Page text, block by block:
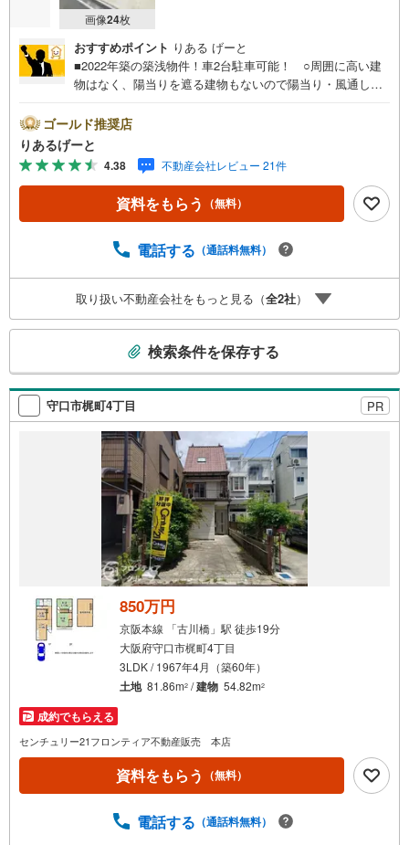
画像24枚
おすすめポイント りある げーと
■2022年築の築浅物件！車2台駐車可能！ ○周囲に高い建
物はなく、陽当りを遮る建物もないので陽当り・風通し良
の通勤・通学も座っていけますね！■物件検討中のお客さ
ま！ちょっと見学してみたいだけなどでも内覧可能です！
売主さまの都合等で見学ができない場合がございます。お
気軽に「りあるげーと」までお問合わせ下さい！■「りある
げーと」が選ばれるポイント！■年中休まず営業中！いつで
も対応致します！・営業時間:9:00～21:00上記の時間帯
す！■各種相談、承ります！■【無料送迎】「小さなお子さ
らい」などご相談ください！営業スタッフがご自宅に伺っ
て送迎致します！【リフォーム相談】資格を持った専門ス
タッフがお悩みに合わせてお話をうかがい、お客さまにぴ
相談、ご質問、気になること、何でもお気軽にご相談くだ
さい！
ゴールド推奨店
りあるげーと
4.38 不動産会社レビュー 21件
資料をもらう （無料）
電話する （通話料無料）
取り扱い不動産会社をもっと見る（全2社）
検
索
条
イ
ペ
ー
検索条件を保存する
守口市梶町4丁目 PR
850万円
京阪本線 「古川橋」駅 徒歩19分
大阪府守口市梶町4丁目
3LDK / 1967年4月（築60年）
土地 81.86m2 /建物 54.82m2
成約でもらえる
センチュリー21フロンティア不動産販売 本店
資料をもらう （無料）
電話する （通話料無料）